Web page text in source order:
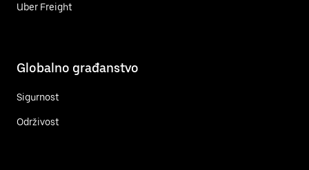
Uber Freight
Globalno građanstvo
Sigurnost
Održivost